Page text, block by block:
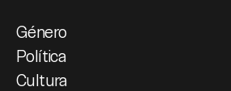
Género
Política
Cultura